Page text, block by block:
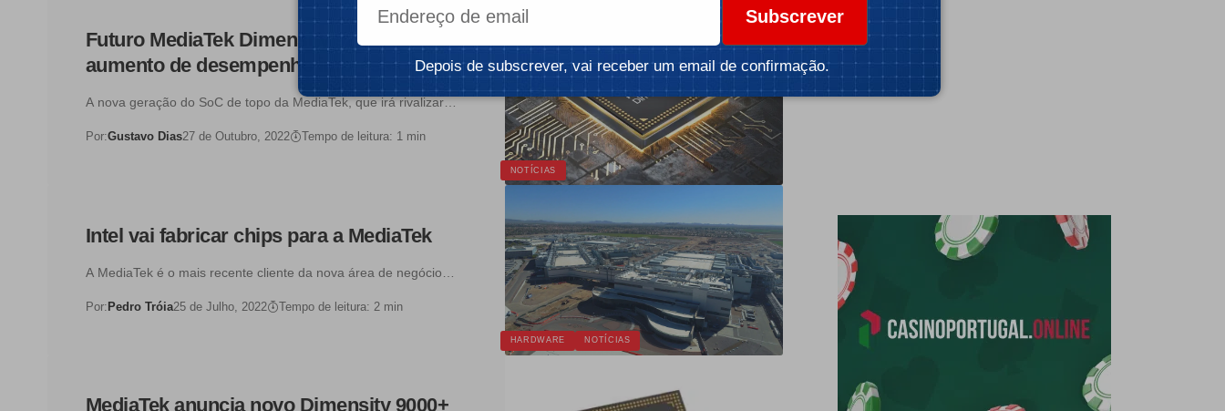
NOTÍCIAS
Futuro MediaTek Dimensity 9200 revela
aumento de desempenho impressionante
A nova geração do SoC de topo da MediaTek, que irá rivalizar…
Por:Gustavo Dias27 de Outubro, 2022 Tempo de leitura: 1 min
HARDWARE NOTÍCIAS
Intel vai fabricar chips para a MediaTek
A MediaTek é o mais recente cliente da nova área de negócio…
Por: Pedro Tróia25 de Julho, 2022 Tempo de leitura: 2 min
MediaTek anuncia novo Dimensity 9000+
Subscrever
Depois de subscrever, vai receber um email de confirmação.